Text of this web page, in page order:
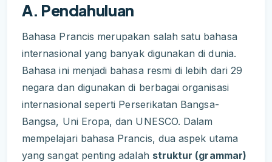
A. Pendahuluan
Bahasa Prancis merupakan salah satu bahasa
internasional yang banyak digunakan di dunia.
Bahasa ini menjadi bahasa resmi di lebih dari 29
negara dan digunakan di berbagai organisasi
internasional seperti Perserikatan Bangsa-
Bangsa, Uni Eropa, dan UNESCO. Dalam
mempelajari bahasa Prancis, dua aspek utama
yang sangat penting adalah struktur (grammar)